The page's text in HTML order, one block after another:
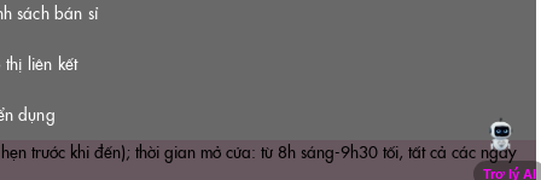
sách bán sỉ
thị liên kết
dụng
trước khi đến); thời gian mở cửa: từ 8h sáng-9h30 tối, tất cả các ngày